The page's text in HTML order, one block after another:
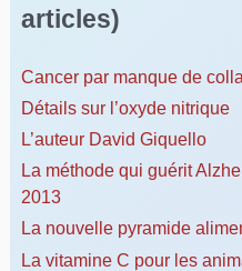
articles)
Cancer par manque de
Détails sur l’oxyde nitrique
L’auteur David Giquello
La méthode qui guérit
2013
La nouvelle pyramide
La vitamine C pour les